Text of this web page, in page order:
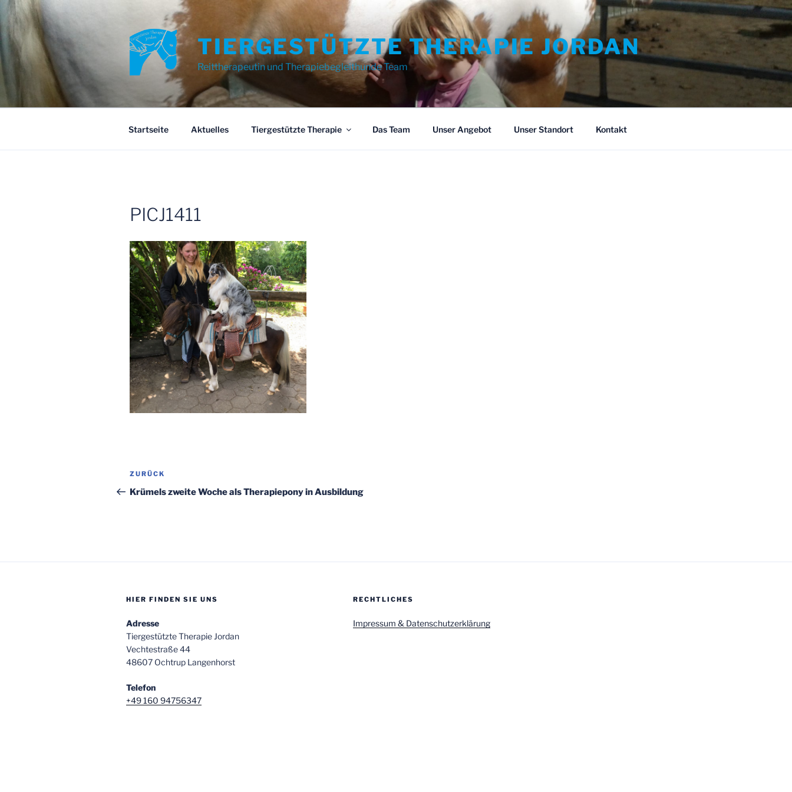
Zum
Inhalt
springen
TIERGESTÜTZTE THERAPIE JORDAN
Reittherapeutin und Therapiebegleithunde Team
Startseite Aktuelles Tiergestützte Therapie Das Team Unser Angebot Unser Standort Kontakt
PICJ1411
Beitragsnavigation
Vorheriger
Beitrag
ZURÜCK
Krümels zweite Woche als Therapiepony in Ausbildung
HIER FINDEN SIE UNS
Adresse
Tiergestützte Therapie Jordan
Vechtestraße 44
48607 Ochtrup Langenhorst
Telefon
+49 160 94756347
RECHTLICHES
Impressum & Datenschutzerklärung